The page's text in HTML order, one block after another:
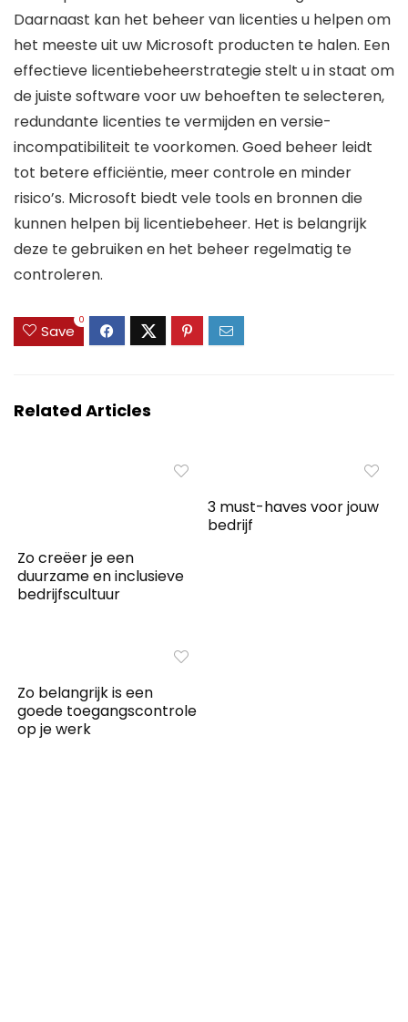
Daarnaast kan het beheer van licenties u helpen om
het meeste uit uw Microsoft producten te halen. Een
effectieve licentiebeheerstrategie stelt u in staat om
de juiste software voor uw behoeften te selecteren,
redundante licenties te vermijden en versie-
incompatibiliteit te voorkomen. Goed beheer leidt
tot betere efficiëntie, meer controle en minder
risico’s. Microsoft biedt vele tools en bronnen die
kunnen helpen bij licentiebeheer. Het is belangrijk
deze te gebruiken en het beheer regelmatig te
controleren.
Save
0
Related Articles
Zo creëer je een
duurzame en inclusieve
bedrijfscultuur
3 must-haves voor jouw
bedrijf
Zo belangrijk is een
goede toegangscontrole
op je werk